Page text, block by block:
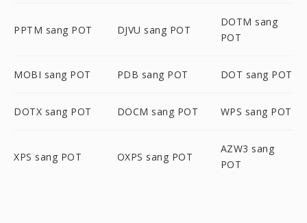
PPTM sang POT DJVU sang POT
DOTM sang
POT
MOBI sang POT PDB sang POT DOT sang POT
DOTX sang POT DOCM sang POT WPS sang POT
XPS sang POT OXPS sang POT
AZW3 sang
POT